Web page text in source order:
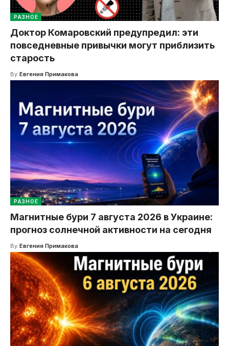
РАЗНОЕ
Доктор Комаровский предупредил: эти
повседневные привычки могут приблизить
старость
By Евгения Примакова
РАЗНОЕ
Магнитные бури 7 августа 2026 в Украине:
прогноз солнечной активности на сегодня
By Евгения Примакова